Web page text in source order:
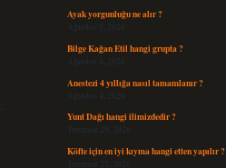
Ayak yorgunluğu ne alır ?
Ağustos 5, 2026
Bilge Kağan Etil hangi grupta ?
Ağustos 4, 2026
Anestezi 4 yıllığa nasıl tamamlanır ?
Ağustos 4, 2026
Yunt Dağı hangi ilimizdedir ?
Temmuz 29, 2026
Köfte için en iyi kıyma hangi etten yapılır ?
Temmuz 27, 2026